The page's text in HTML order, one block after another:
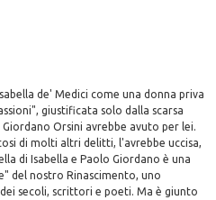
de' Medici come una donna priva
giustificata solo dalla scarsa
Orsini avrebbe avuto per lei.
di molti altri delitti, l'avrebbe uccisa,
di Isabella e Paolo Giordano è una
del nostro Rinascimento, uno
secoli, scrittori e poeti. Ma è giunto